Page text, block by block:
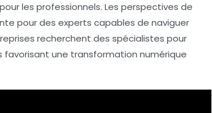
les professionnels. Les perspectives de
pour des experts capables de naviguer
recherchent des spécialistes pour
favorisant une transformation numérique